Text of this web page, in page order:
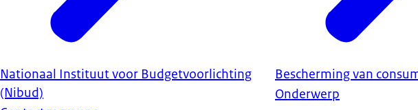
Nationaal Instituut voor Budgetvoorlichting
(Nibud)
Bescherming van
Onderwerp